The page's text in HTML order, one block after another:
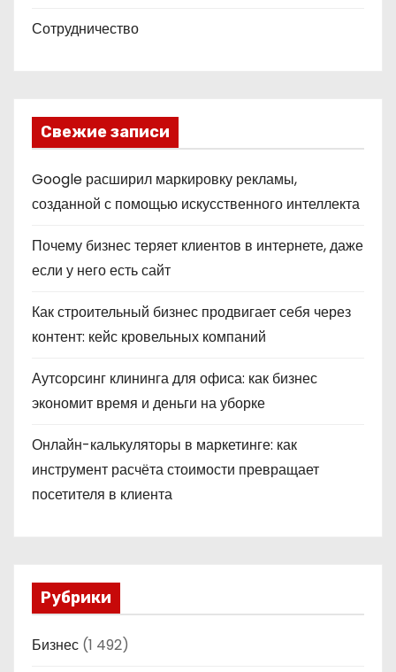
Сотрудничество
Свежие записи
Google расширил маркировку рекламы,
созданной с помощью искусственного интеллекта
Почему бизнес теряет клиентов в интернете, даже
если у него есть сайт
Как строительный бизнес продвигает себя через
контент: кейс кровельных компаний
Аутсорсинг клининга для офиса: как бизнес
экономит время и деньги на уборке
Онлайн-калькуляторы в маркетинге: как
инструмент расчёта стоимости превращает
посетителя в клиента
Рубрики
Бизнес (1 492)